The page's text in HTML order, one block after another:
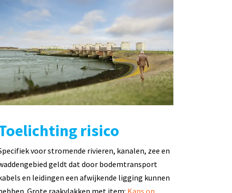
risico
voor stromende rivieren, kanalen, zee en
geldt dat door bodemtransport
en leidingen een afwijkende ligging kunnen
Grote raakvlakken met item: Kans op